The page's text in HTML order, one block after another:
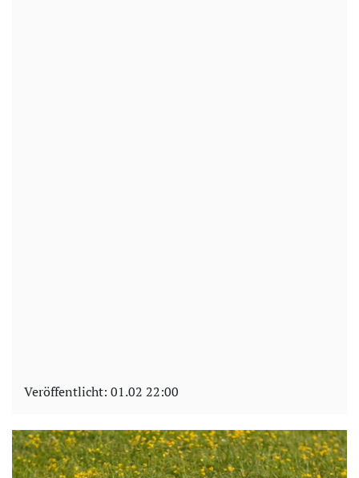
Veröffentlicht: 01.02 22:00